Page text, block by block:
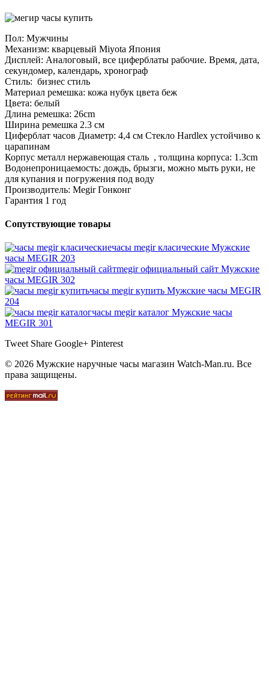
Пол: Мужчины
Механизм: кварцевый Miyota Япония
Дисплей: Аналоговый, все циферблаты рабочие. Время, дата,
секундомер, календарь, хронограф
Стиль: бизнес стиль
Материал ремешка: кожа нубук цвета беж
Цвета: белый
Длина ремешка: 26cm
Ширина ремешка 2.3 см
Циферблат часов Диаметр: 4,4 см Стекло Hardlex устойчиво к
царапинам
Корпус металл нержавеющая сталь , толщина корпуса: 1.3cm
Водонепроницаемость: дождь, брызги, можно мыть руки, не
для купания и погружения под воду
Производитель: Megir Гонконг
Гарантия 1 год
Сопутствующие товары
часы megir класические Мужские
часы MEGIR 203
megir официальный сайт Мужские
часы MEGIR 302
часы megir купить Мужские часы MEGIR
204
часы megir каталог Мужские часы
MEGIR 301
Tweet Share Google+ Pinterest
© 2026 Мужские наручные часы магазин Watch-Man.ru. Все
права защищены.